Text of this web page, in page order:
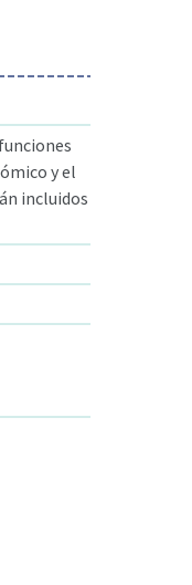
y el
incluidos